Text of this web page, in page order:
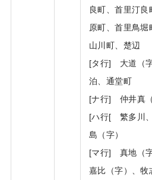
良町、首里汀
原町、首里鳥堀
山川町、楚辺
[タ行] 大道（字
泊、通堂町
[ナ行] 仲井真
[ハ行[ 繁多川
島（字）
[マ行] 真地（
嘉比（字）、牧